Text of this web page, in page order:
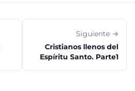
Siguiente →
Cristianos llenos del
Espíritu Santo. Parte1